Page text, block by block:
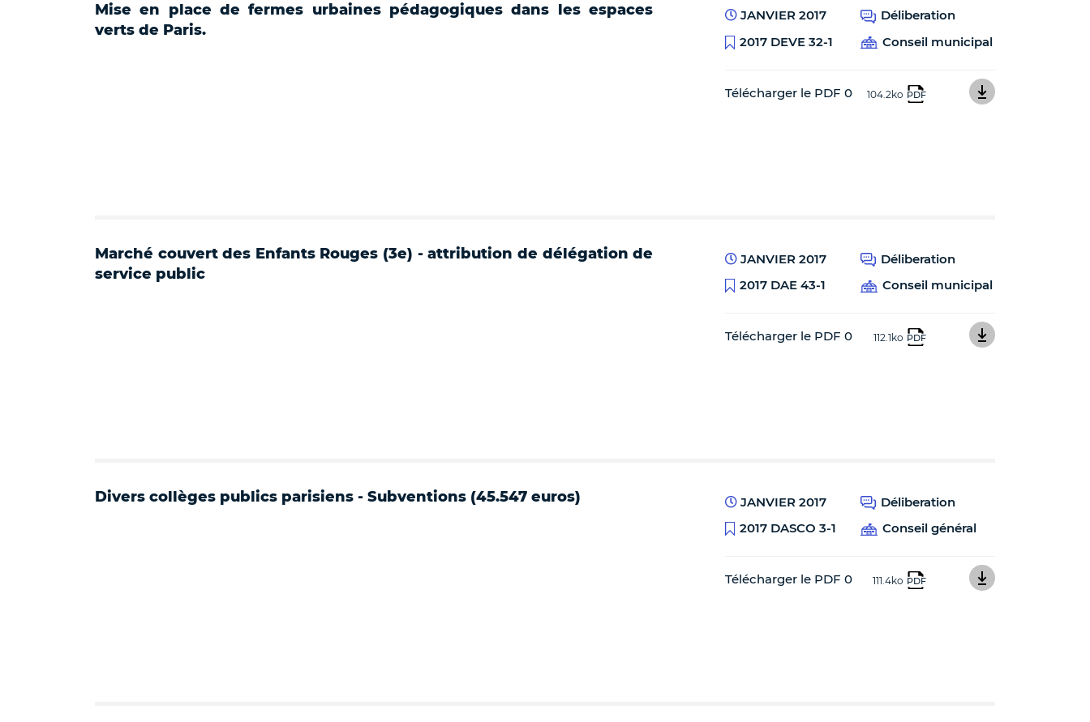
Mise en place de fermes urbaines pédagogiques dans les espaces
verts de Paris.
JANVIER 2017
Déliberation
2017 DEVE 32-1
Conseil municipal
Télécharger le PDF 0 104.2ko PDF
Marché couvert des Enfants Rouges (3e) - attribution de délégation de
service public
JANVIER 2017
Déliberation
2017 DAE 43-1
Conseil municipal
Télécharger le PDF 0 112.1ko PDF
Divers collèges publics parisiens - Subventions (45.547 euros) JANVIER 2017
Déliberation
2017 DASCO 3-1
Conseil général
Télécharger le PDF 0 111.4ko PDF